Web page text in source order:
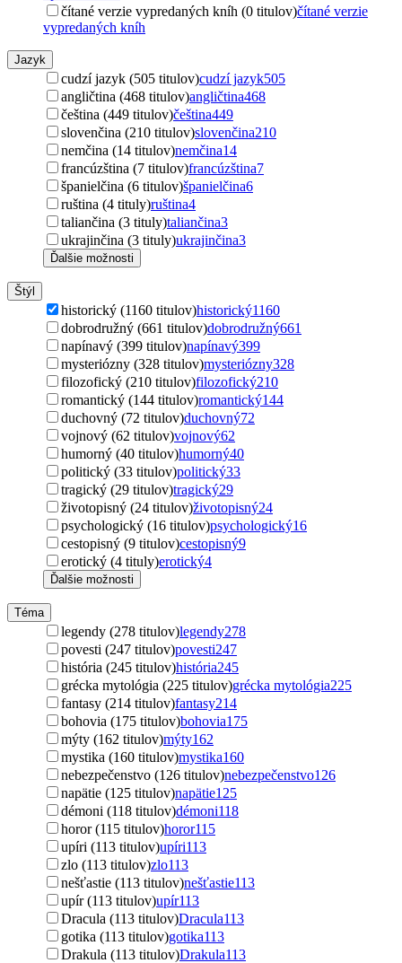
čítané verzie vypredaných kníh (0 titulov)čítané verzie
vypredaných kníh
Jazyk
cudzí jazyk (505 titulov)cudzí jazyk505
angličtina (468 titulov)angličtina468
čeština (449 titulov)čeština449
slovenčina (210 titulov)slovenčina210
nemčina (14 titulov)nemčina14
francúzština (7 titulov)francúzština7
španielčina (6 titulov)španielčina6
ruština (4 tituly)ruština4
taliančina (3 tituly)taliančina3
ukrajinčina (3 tituly)ukrajinčina3
Ďalšie možnosti
Štýl
historický (1160 titulov)historický1160
dobrodružný (661 titulov)dobrodružný661
napínavý (399 titulov)napínavý399
mysteriózny (328 titulov)mysteriózny328
filozofický (210 titulov)filozofický210
romantický (144 titulov)romantický144
duchovný (72 titulov)duchovný72
vojnový (62 titulov)vojnový62
humorný (40 titulov)humorný40
politický (33 titulov)politický33
tragický (29 titulov)tragický29
životopisný (24 titulov)životopisný24
psychologický (16 titulov)psychologický16
cestopisný (9 titulov)cestopisný9
erotický (4 tituly)erotický4
Ďalšie možnosti
Téma
legendy (278 titulov)legendy278
povesti (247 titulov)povesti247
história (245 titulov)história245
grécka mytológia (225 titulov)grécka mytológia225
fantasy (214 titulov)fantasy214
bohovia (175 titulov)bohovia175
mýty (162 titulov)mýty162
mystika (160 titulov)mystika160
nebezpečenstvo (126 titulov)nebezpečenstvo126
napätie (125 titulov)napätie125
démoni (118 titulov)démoni118
horor (115 titulov)horor115
upíri (113 titulov)upíri113
zlo (113 titulov)zlo113
nešťastie (113 titulov)nešťastie113
upír (113 titulov)upír113
Dracula (113 titulov)Dracula113
gotika (113 titulov)gotika113
Drakula (113 titulov)Drakula113